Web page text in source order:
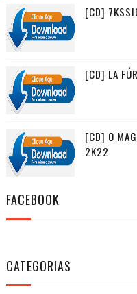
[CD]
[CD] LA
[CD] O
2K22
FACEBOOK
CATEGORIAS